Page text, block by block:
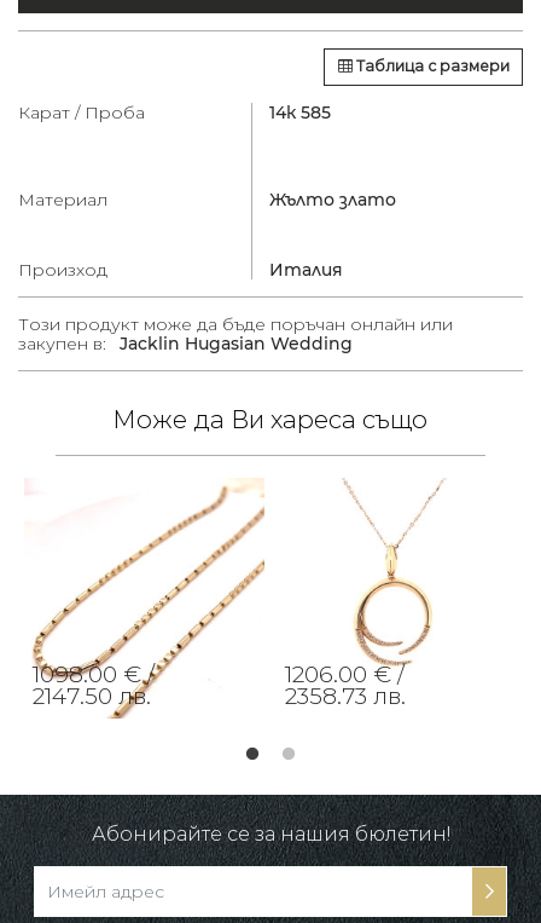
Таблица с размери
Карат / Проба 14к 585
Материал Жълто злато
Произход Италия
Този продукт може да бъде поръчан онлайн или
закупен в:
Jacklin Hugasian Wedding
Може да Ви хареса също
1098.00 € /
2147.50 лв.
1206.00 € /
2358.73 лв.
Абонирайте се за нашия бюлетин!